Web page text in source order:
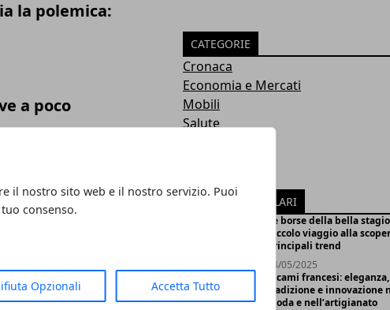
il nostro sito web e il nostro servizio. Puoi
consenso.
Opzionali Accetta Tutto
la polemica:
a poco
di terapia
dell’ex
CATEGORIE
Cronaca
Economia e Mercati
Mobili
Salute
ARTICOLI POPOLARI
Le borse della bella
piccolo viaggio alla
principali trend
14/05/2025
Ricami francesi: eleganza,
tradizione e innovazione
moda e nell’artigianato